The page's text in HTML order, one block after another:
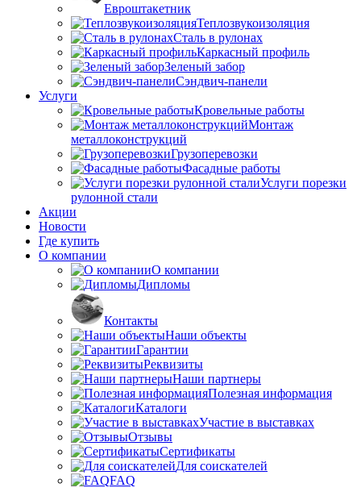
Евроштакетник
Теплозвукоизоляция
Сталь в рулонах
Каркасный профиль
Зеленый забор
Сэндвич-панели
Услуги
Кровельные работы
Монтаж
металлоконструкций
Грузоперевозки
Фасадные работы
Услуги порезки
рулонной стали
Акции
Новости
Где купить
О компании
О компании
Дипломы
Контакты
Наши объекты
Гарантии
Реквизиты
Наши партнеры
Полезная информация
Каталоги
Участие в выставках
Отзывы
Сертификаты
Для соискателей
FAQ